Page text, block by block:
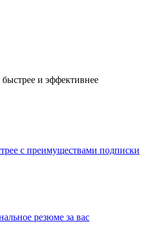
и эффективнее
с преимуществами подписки
резюме за вас